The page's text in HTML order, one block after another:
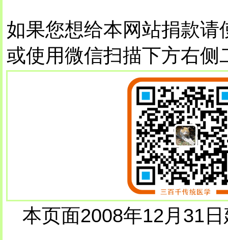
如果您想给本网站捐款
或使用微信扫描下方右侧
本页面2008年12月31